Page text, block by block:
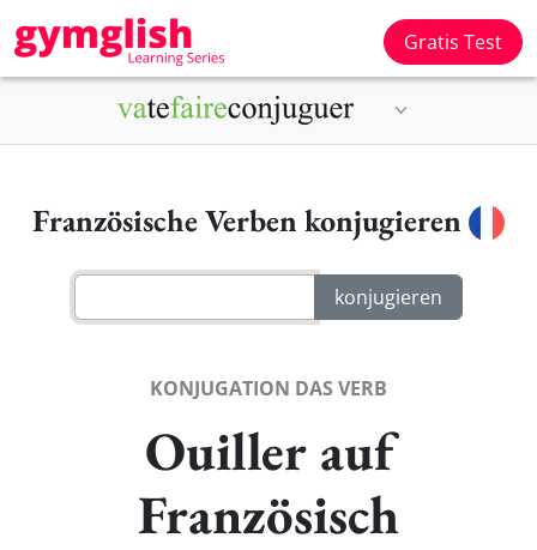
Gratis Test
Französische Verben konjugieren
KONJUGATION DAS VERB
Ouiller auf
Französisch